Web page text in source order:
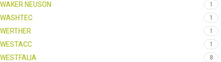
WAKER NEUSON 1
WASHTEC 1
WERTHER 1
WESTACC 1
WESTFALIA 8